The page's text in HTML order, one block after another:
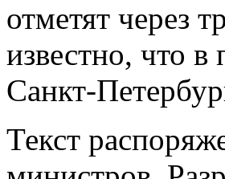
отметят через
известно, что
Санкт-
Текст